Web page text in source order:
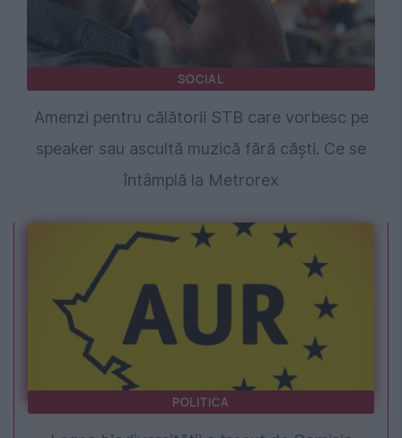
SOCIAL
Amenzi pentru călătorii STB care vorbesc pe
speaker sau ascultă muzică fără căști. Ce se
întâmplă la Metrorex
POLITICA